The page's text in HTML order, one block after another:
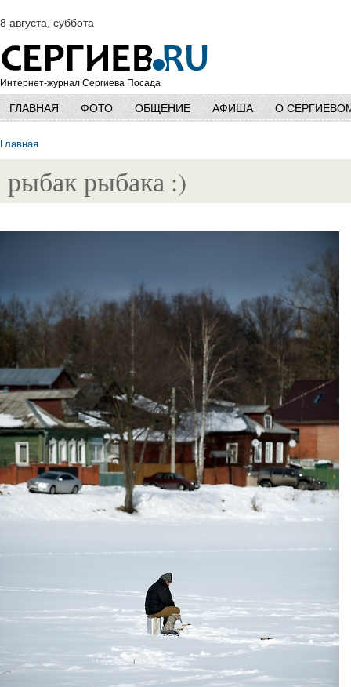
8 августа, суббота
Интернет-журнал Сергиева Посада
ГЛАВНАЯ ФОТО ОБЩЕНИЕ АФИША О
Главная
рыбак рыбака :)